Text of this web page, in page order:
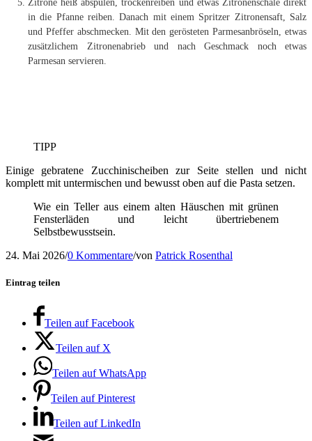
Zitrone heiß abspülen, trockenreiben und etwas Zitronenschale direkt
in die Pfanne reiben. Danach mit einem Spritzer Zitronensaft, Salz
und Pfeffer abschmecken. Mit den gerösteten Parmesanbröseln, etwas
zusätzlichem Zitronenabrieb und nach Geschmack noch etwas
Parmesan servieren.
TIPP
Einige gebratene Zucchinischeiben zur Seite stellen und nicht
komplett mit untermischen und bewusst oben auf die Pasta setzen.
Wie ein Teller aus einem alten Häuschen mit grünen
Fensterläden und leicht übertriebenem
Selbstbewusstsein.
24. Mai 2026/0 Kommentare/von Patrick Rosenthal
Eintrag teilen
Teilen auf Facebook
Teilen auf X
Teilen auf WhatsApp
Teilen auf Pinterest
Teilen auf LinkedIn